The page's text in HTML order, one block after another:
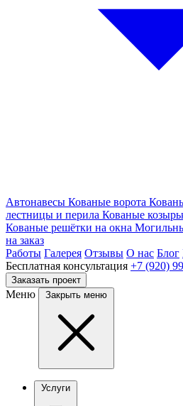
Автонавесы Кованые ворота
лестницы и перила Кованые
Кованые решётки на окна
на заказ
Работы Галерея Отзывы О нас Блог
Бесплатная консультация +7 (920)
Заказать проект
Меню Закрыть меню
Услуги